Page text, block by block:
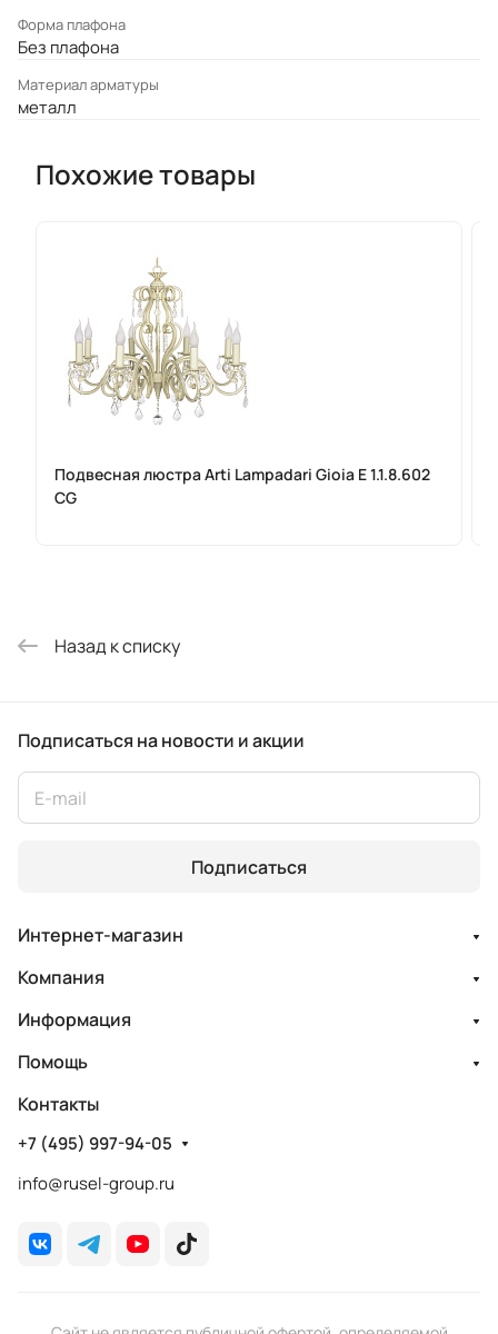
Форма плафона
Без плафона
Материал арматуры
металл
Похожие товары
Подвесная люстра Arti Lampadari Gioia E 1.1.8.602
CG
Назад к списку
Подписаться на новости и акции
Подписаться
Интернет-магазин
Компания
Информация
Помощь
Контакты
+7 (495) 997-94-05
info@rusel-group.ru